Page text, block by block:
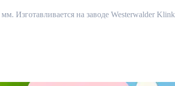
на заводе Westerwalder